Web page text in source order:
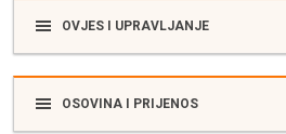
OVJES I UPRAVLJANJE
OSOVINA I PRIJENOS